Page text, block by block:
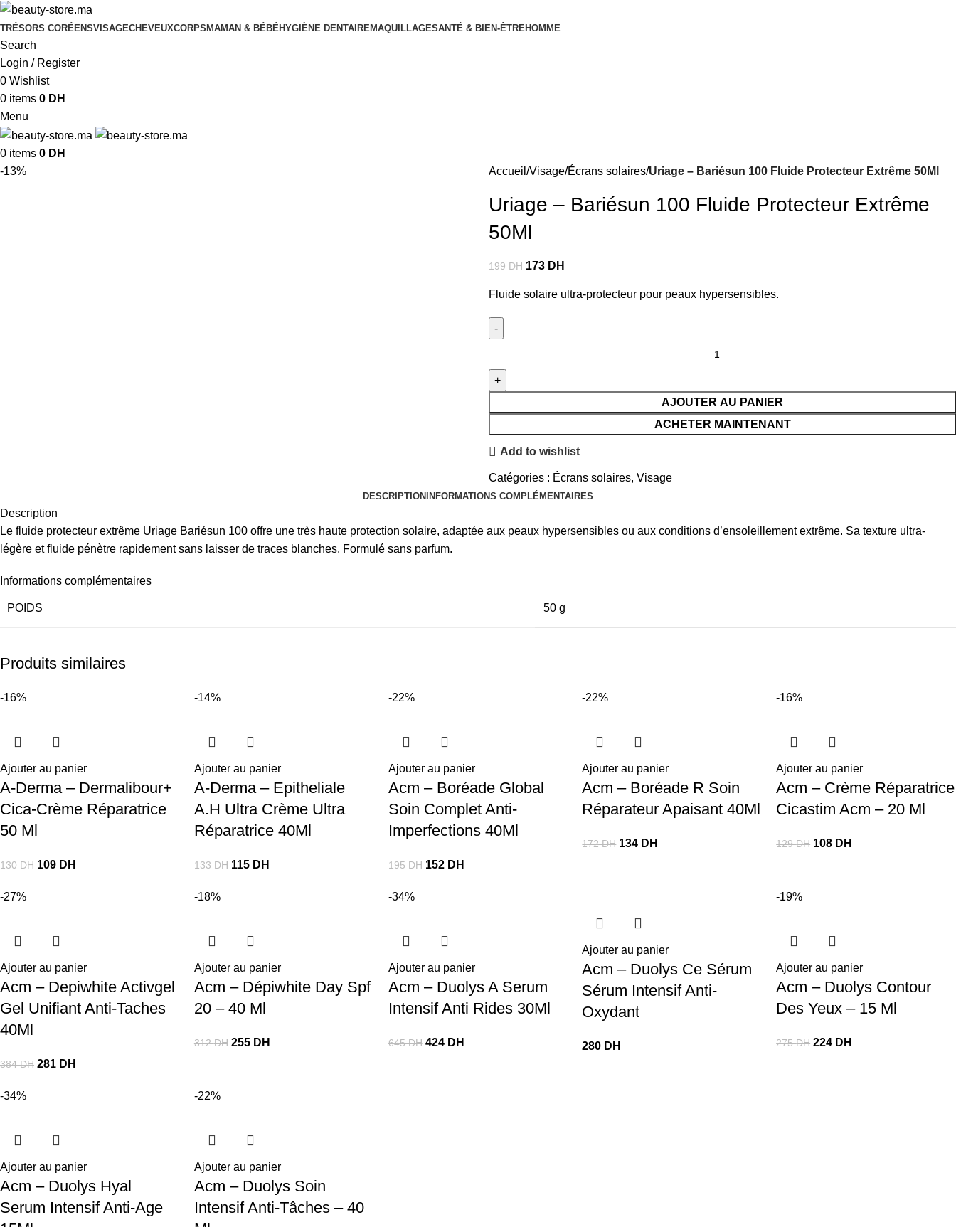
TRÉSORS CORÉENSVISAGECHEVEUXCORPS MAMAN & BÉBÉHYGIÈNE DENTAIREMAQUILLAGESANTÉ & BIEN-ÊTREHOMME
Search
Login / Register
0 Wishlist
0 items 0 DH
Menu
0 items 0 DH
-13%
Accueil Visage Écrans solaires Uriage – Bariésun 100 Fluide Protecteur Extrême 50Ml
Uriage – Bariésun 100 Fluide Protecteur Extrême
50Ml
199DH 173 DH
Fluide solaire ultra-protecteur pour peaux hypersensibles.
AJOUTER AU PANIER
ACHETER MAINTENANT
Add to wishlist
Catégories : Écrans solaires, Visage
DESCRIPTIONINFORMATIONS COMPLÉMENTAIRES
Description
Le fluide protecteur extrême Uriage Bariésun 100 offre une très haute protection solaire, adaptée aux peaux hypersensibles ou aux conditions d’ensoleillement extrême. Sa texture ultra-
légère et fluide pénètre rapidement sans laisser de traces blanches. Formulé sans parfum.
Informations complémentaires
POIDS 50 g
Produits similaires
-16%
Ajouter au panier
A-Derma – Dermalibour+
Cica-Crème Réparatrice
50 Ml
130DH 109 DH
-14%
Ajouter au panier
A-Derma – Epitheliale
A.H Ultra Crème Ultra
Réparatrice 40Ml
133DH 115 DH
-22%
Ajouter au panier
Acm – Boréade Global
Soin Complet Anti-
Imperfections 40Ml
195DH 152 DH
-22%
Ajouter au panier
Acm – Boréade R Soin
Réparateur Apaisant 40Ml
172DH 134 DH
-16%
Ajouter au panier
Acm – Crème Réparatrice
Cicastim Acm – 20 Ml
129DH 108 DH
-27%
Ajouter au panier
Acm – Depiwhite Activgel
Gel Unifiant Anti-Taches
40Ml
384DH 281 DH
-18%
Ajouter au panier
Acm – Dépiwhite Day Spf
20 – 40 Ml
312DH 255 DH
-34%
Ajouter au panier
Acm – Duolys A Serum
Intensif Anti Rides 30Ml
645DH 424 DH
Ajouter au panier
Acm – Duolys Ce Sérum
Sérum Intensif Anti-
Oxydant
280 DH
-19%
Ajouter au panier
Acm – Duolys Contour
Des Yeux – 15 Ml
275DH 224 DH
-34%
Ajouter au panier
Acm – Duolys Hyal
Serum Intensif Anti-Age
-22%
Ajouter au panier
Acm – Duolys Soin
Intensif Anti-Tâches – 40